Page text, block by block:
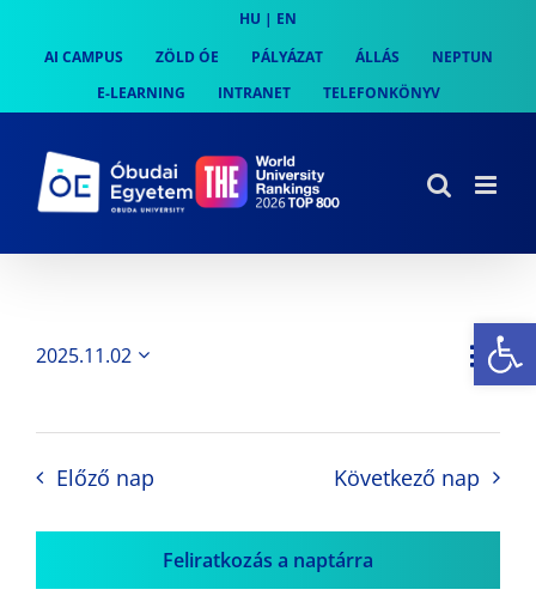
content
HU | EN
AI CAMPUS
ZÖLD ÓE PÁLYÁZAT ÁLLÁS
NEPTUN
E-LEARNING
INTRANET TELEFONKÖNYV
Nap
2025.11.02
Előző nap Következő nap
Feliratkozás a naptárra